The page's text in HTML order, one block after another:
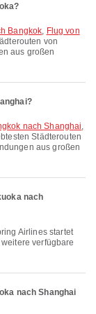
Bangkok, Flug von
von
aus großen
nach Shanghai,
Städterouten
aus großen
nach
verfügbare
nach Shanghai